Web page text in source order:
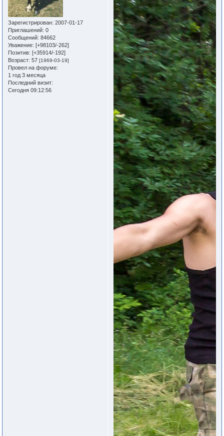
Зарегистрирован: 2007-01-17
Приглашений: 0
Сообщений: 84662
Уважение: [+98103/-262]
Позитив: [+35914/-192]
Возраст: 57[1969-03-19]
Провел на форуме:
1 год 3 месяца
Последний визит:
Сегодня 09:12:56